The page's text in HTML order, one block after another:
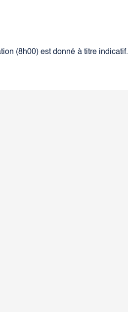
(8h00) est donné à titre indicatif.